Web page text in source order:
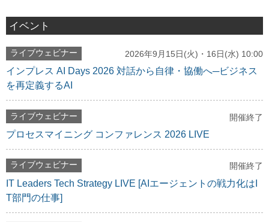
イベント
ライブウェビナー 2026年9月15日(火)・16日(水) 10:00
インプレス AI Days 2026 対話から自律・協働へ─ビジネス
を再定義するAI
ライブウェビナー 開催終了
プロセスマイニング コンファレンス 2026 LIVE
ライブウェビナー 開催終了
IT Leaders Tech Strategy LIVE [AIエージェントの戦力化はI
T部門の仕事]